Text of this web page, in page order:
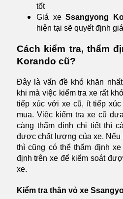
tốt
Giá xeSsangyong
hiện tại sẽ quyết định
Cách kiểm tra, thẩm
Korando cũ?
Đây là vấn đề khó khăn
khi mà việc kiểm tra xe rất
tiếp xúc với xe cũ, ít tiếp
mua. Việc kiểm tra xe cũ
càng thẩm định chi tiết thì
được chất lượng của xe.
thì cũng có thể thẩm định
định trên xe để kiểm soát
xe.
Kiểm tra thân vỏ xe